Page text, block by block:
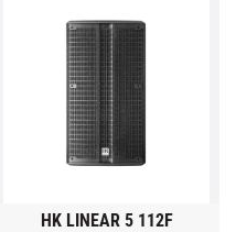
HK LINEAR 5 112F